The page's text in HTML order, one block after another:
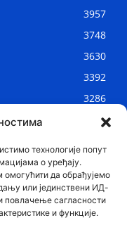
технологије попут
о уређају.
омогућити да обрађујемо
или јединствени ИД-
повлачење сагласности
и функције.
3957
3748
3630
3392
3286
2908